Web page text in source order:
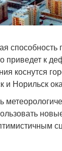
приведет к
и Норильск